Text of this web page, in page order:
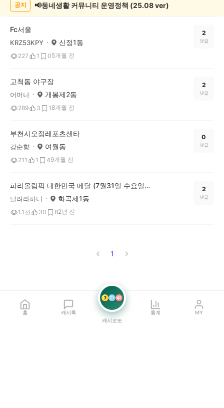
글
공지 📢동네생활 커뮤니티 운영정책 (25.08 ver)
Fc서울
KRZ53KPY 신정1동
227 1 05개월 전
2
댓글
고척돔 야구장
어머나 개봉제2동
289 3 1 8개월 전
2
댓글
부천시오정레포츠센타
강순향 여월동
211 1 49개월 전
0
댓글
파리올림픽 대한민국 메달 (7월31일 수요일 오전 12시~1시 기준
달려라하니 화곡제1동
1.1천 30 82년 전
2
댓글
1
홈 캐시톡
7 21 42
캐시로또
통계 MY